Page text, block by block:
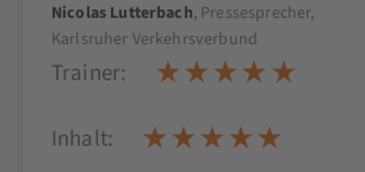
Nicolas Lutterbach, Pressesprecher,
Karlsruher Verkehrsverbund
Trainer:
Inhalt: